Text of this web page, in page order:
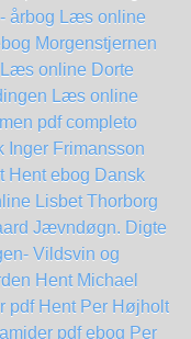
årbog Læs online
Morgenstjernen
online Dorte
Læs online
pdf completo
Inger Frimansson
Hent ebog Dansk
Lisbet Thorborg
Jævndøgn. Digte
Vildsvin og
Hent Michael
pdf Hent Per Højholt
pdf ebog Per